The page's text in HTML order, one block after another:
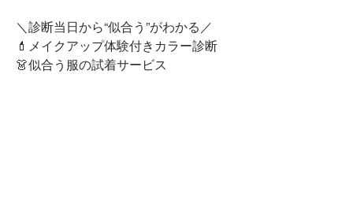
＼診断当日から“似合う”がわかる／
💄メイクアップ体験付きカラー診断
👗似合う服の試着サービス